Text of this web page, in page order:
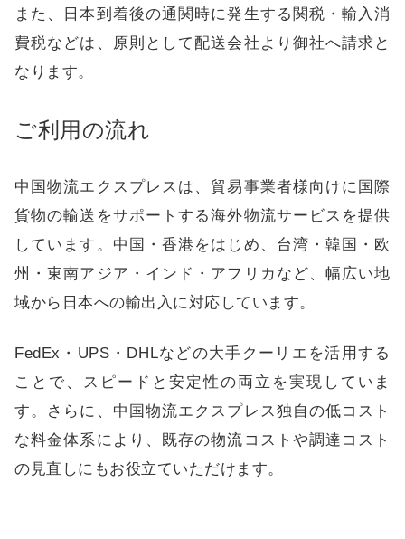
また、日本到着後の通関時に発生する関税・輸入消
費税などは、原則として配送会社より御社へ請求と
なります。
ご利用の流れ
中国物流エクスプレス は、貿易事業者様向けに国際
貨物の輸送をサポートする海外物流サービスを提供
しています。中国・香港をはじめ、台湾・韓国・欧
州・東南アジア・インド・アフリカなど、幅広い地
域から日本への輸出入に対応しています。
FedEx・UPS・DHLなどの大手クーリエを活用する
ことで、スピードと安定性の両立を実現していま
す。さらに、中国物流エクスプレス独自の低コスト
な料金体系により、既存の物流コストや調達コスト
の見直しにもお役立ていただけます。